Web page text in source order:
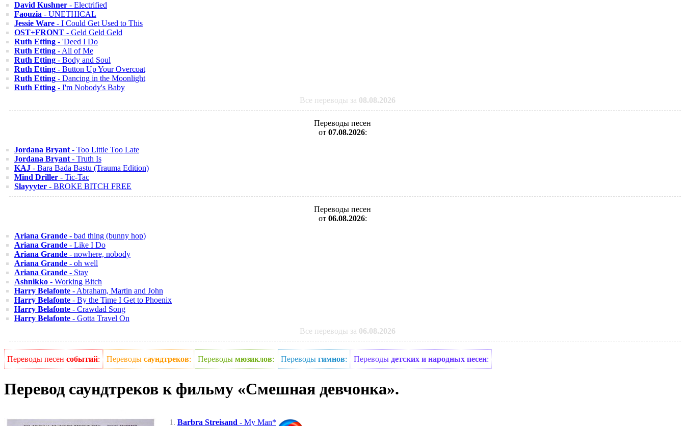
David Kushner - Electrified
Faouzia - UNETHICAL
Jessie Ware - I Could Get Used to This
OST+FRONT - Geld Geld Geld
Ruth Etting - 'Deed I Do
Ruth Etting - All of Me
Ruth Etting - Body and Soul
Ruth Etting - Button Up Your Overcoat
Ruth Etting - Dancing in the Moonlight
Ruth Etting - I'm Nobody's Baby
Все переводы за 08.08.2026
Переводы песен
от 07.08.2026:
Jordana Bryant - Too Little Too Late
Jordana Bryant - Truth Is
KAJ - Bara Bada Bastu (Trauma Edition)
Mind Driller - Tic-Tac
Slayyyter - BROKE BITCH FREE
Переводы песен
от 06.08.2026:
Ariana Grande - bad thing (bunny hop)
Ariana Grande - Like I Do
Ariana Grande - nowhere, nobody
Ariana Grande - oh well
Ariana Grande - Stay
Ashnikko - Working Bitch
Harry Belafonte - Abraham, Martin and John
Harry Belafonte - By the Time I Get to Phoenix
Harry Belafonte - Crawdad Song
Harry Belafonte - Gotta Travel On
Все переводы за 06.08.2026
Переводы песен событий: Переводы саундтреков: Переводы мюзиклов: Переводы гимнов: Переводы детских и народных песен:
Перевод саундтреков к фильму «Смешная девчонка».
Barbra Streisand - My Man*